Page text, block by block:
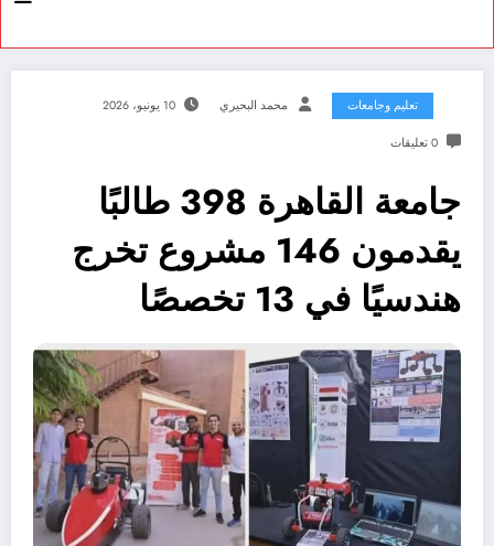
تعليم وجامعات محمد البحيري 10 يونيو، 2026
0 تعليقات
جامعة القاهرة 398 طالبًا
يقدمون 146 مشروع تخرج
هندسيًا في 13 تخصصًا